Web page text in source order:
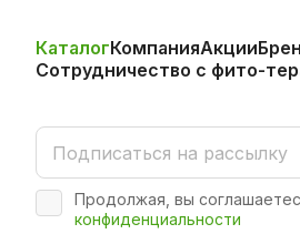
КаталогКомпанияАкции
Сотрудничество с фито-
Продолжая, вы
конфиденциальности